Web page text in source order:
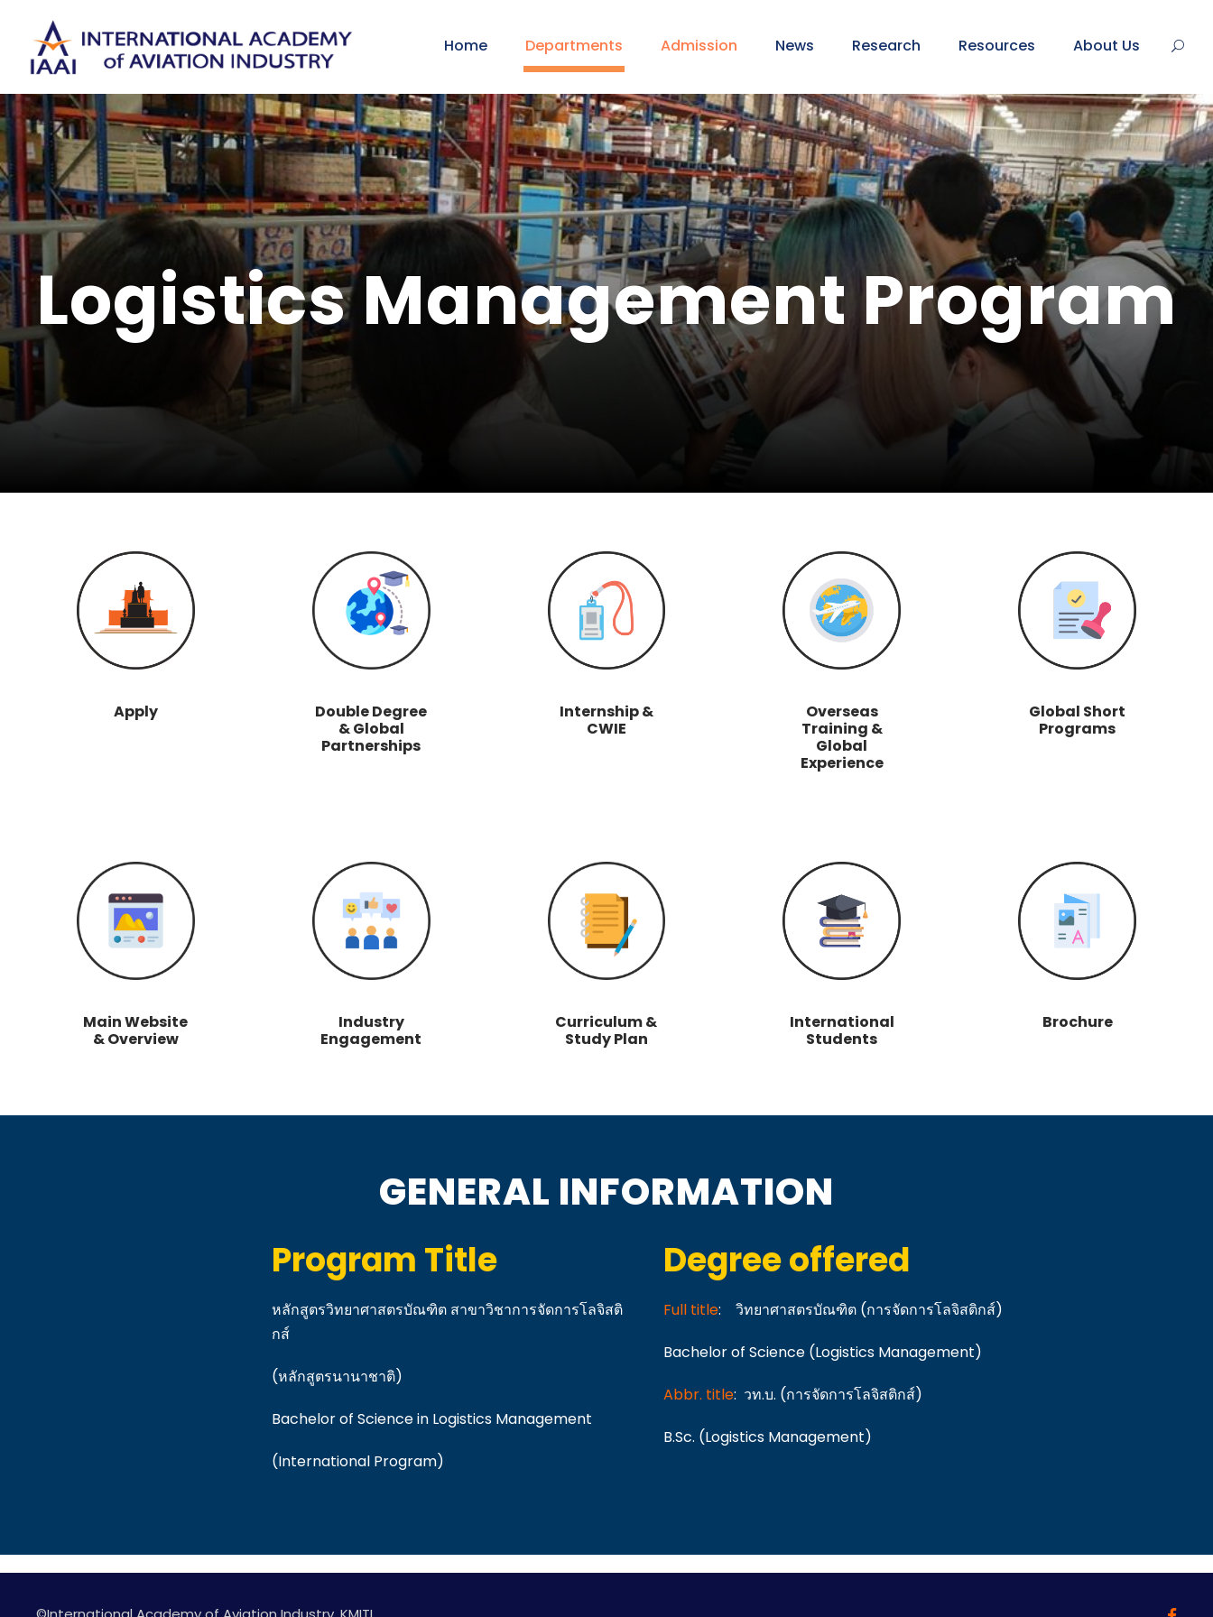
Home Departments Admission News Research Resources About Us
Logistics Management Program
Apply
Double Degree
& Global
Partnerships
Internship &
CWIE
Overseas
Training &
Global
Experience
Global Short
Programs
Main Website
& Overview
Industry
Engagement
Curriculum &
Study Plan
International
Students
Brochure
GENERAL INFORMATION
Program Title
หลักสูตรวิทยาศาสตรบัณฑิต สาขาวิชาการจัดการโลจิสติ
กส์
(หลักสูตรนานาชาติ)
Bachelor of Science in Logistics Management
(International Program)
Degree offered
Full title: วิทยาศาสตรบัณฑิต (การจัดการโลจิสติกส์)
Bachelor of Science (Logistics Management)
Abbr. title: วท.บ. (การจัดการโลจิสติกส์)
B.Sc. (Logistics Management)